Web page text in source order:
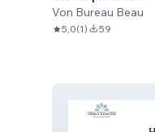
Von Bureau Beau
5,0(1) 59